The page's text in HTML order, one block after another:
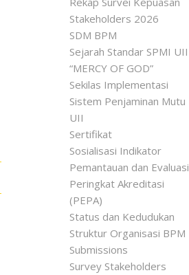
Stakeholders 2026
SDM BPM
Sejarah Standar SPMI UII
“MERCY OF GOD”
Sekilas Implementasi
Sistem Penjaminan Mutu
UII
Sertifikat
Sosialisasi Indikator
Pemantauan dan Evaluasi
Peringkat Akreditasi
(PEPA)
Status dan Kedudukan
Struktur Organisasi BPM
Submissions
Survey Stakeholders